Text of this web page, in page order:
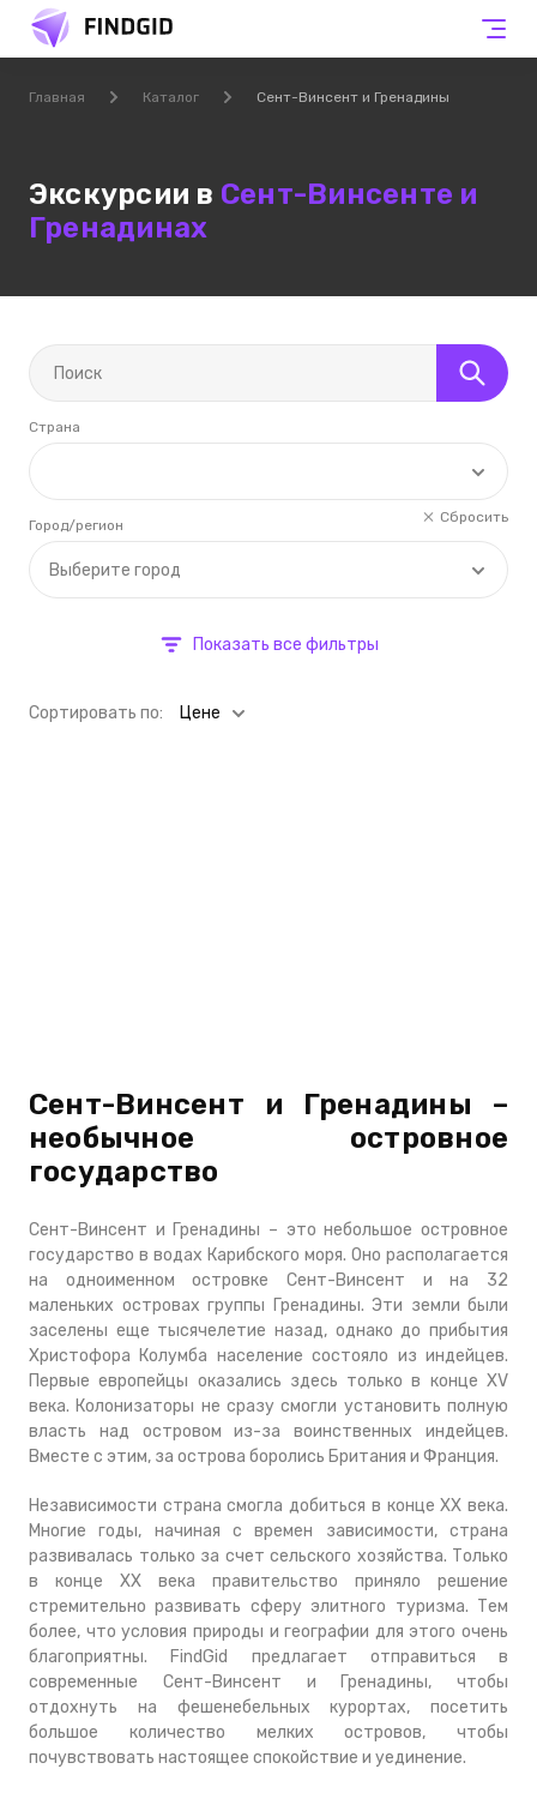
Главная Каталог Сент-Винсент и Гренадины
Экскурсии в Сент-Винсенте и
Гренадинах
Страна
Сбросить
Выберите город
Город/регион
Показать все фильтры
Cортировать по: Цене
Сент-Винсент и Гренадины –
необычное островное
государство
Сент-Винсент и Гренадины – это небольшое островное
государство в водах Карибского моря. Оно располагается
на одноименном островке Сент-Винсент и на 32
маленьких островах группы Гренадины. Эти земли были
заселены еще тысячелетие назад, однако до прибытия
Христофора Колумба население состояло из индейцев.
Первые европейцы оказались здесь только в конце XV
века. Колонизаторы не сразу смогли установить полную
власть над островом из-за воинственных индейцев.
Вместе с этим, за острова боролись Британия и Франция.
Независимости страна смогла добиться в конце XX века.
Многие годы, начиная с времен зависимости, страна
развивалась только за счет сельского хозяйства. Только
в конце XX века правительство приняло решение
стремительно развивать сферу элитного туризма. Тем
более, что условия природы и географии для этого очень
благоприятны. FindGid предлагает отправиться в
современные Сент-Винсент и Гренадины, чтобы
отдохнуть на фешенебельных курортах, посетить
большое количество мелких островов, чтобы
почувствовать настоящее спокойствие и уединение.